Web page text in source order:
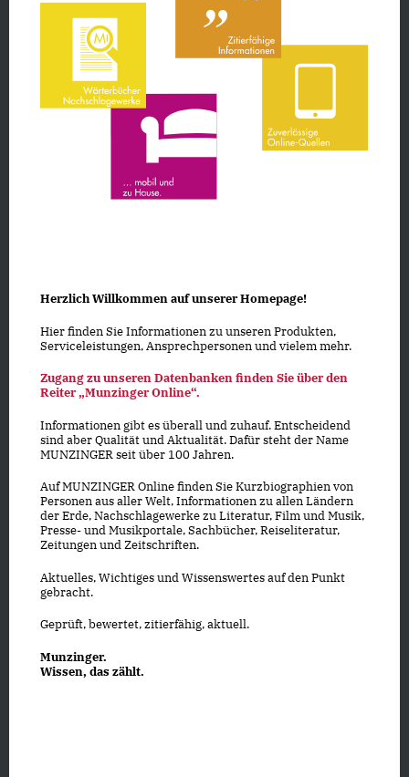
Herzlich Willkommen auf unserer Homepage!
Hier finden Sie Informationen zu unseren Produkten,
Serviceleistungen, Ansprechpersonen und vielem mehr.
Zugang zu unseren Datenbanken finden Sie über den
Reiter „Munzinger Online“.
Informationen gibt es überall und zuhauf. Entscheidend
sind aber Qualität und Aktualität. Dafür steht der Name
MUNZINGER seit über 100 Jahren.
Auf MUNZINGER Online finden Sie Kurzbiographien von
Personen aus aller Welt, Informationen zu allen Ländern
der Erde, Nachschlagewerke zu Literatur, Film und Musik,
Presse- und Musikportale, Sachbücher, Reiseliteratur,
Zeitungen und Zeitschriften.
Aktuelles, Wichtiges und Wissenswertes auf den Punkt
gebracht.
Geprüft, bewertet, zitierfähig, aktuell.
Munzinger.
Wissen, das zählt.